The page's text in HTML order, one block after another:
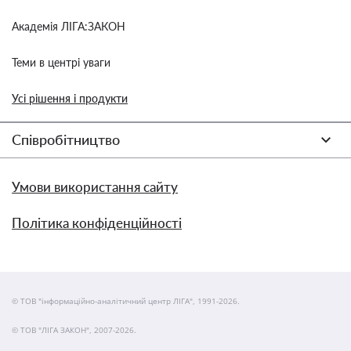
Академія ЛІГА:ЗАКОН
Теми в центрі уваги
Усі рішення і продукти
Співробітництво
Умови використання сайту
Політика конфіденційності
© ТОВ "інформаційно-аналітичний центр ЛІГА", 1991-2026.
© ТОВ "ЛІГА ЗАКОН", 2007-2026.